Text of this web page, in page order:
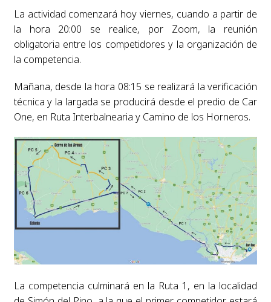
La actividad comenzará hoy viernes, cuando a partir de
la hora 20:00 se realice, por Zoom, la reunión
obligatoria entre los competidores y la organización de
la competencia.
Mañana, desde la hora 08:15 se realizará la verificación
técnica y la largada se producirá desde el predio de Car
One, en Ruta Interbalnearia y Camino de los Horneros.
La competencia culminará en la Ruta 1, en la localidad